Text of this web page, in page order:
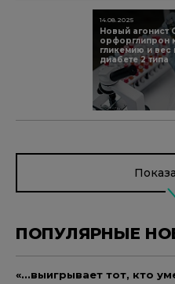
Новый агонист
орфорглипрон
гликемию и
диабете 2 типа
14.08.2025
ПОПУЛЯРНЫЕ
«...выигрывает тот, кто